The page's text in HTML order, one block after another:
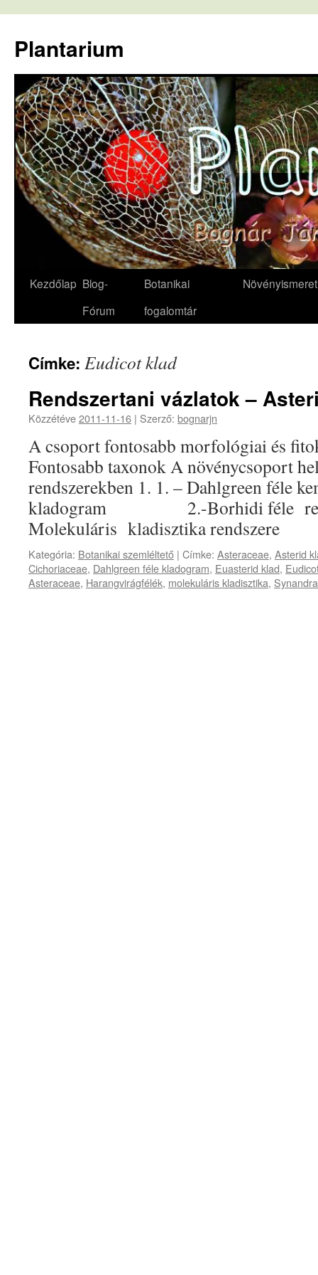
tartalomba
Plantarium
Kezdőlap Blog-
Fórum
Botanikai
fogalomtár
Növényismeret
Címke: Eudicot klad
Rendszertani vázlatok –
Közzétéve2011-11-16 | Szerző: bognarjn
A csoport fontosabb morfológiai és
Fontosabb taxonok A növénycsoport
rendszerekben 1. 1. – Dahlgreen féle
kladogram 2.-Borhidi féle
Molekuláris kladisztika rendszere
Kategória: Botanikai szemléltető | Címke: Asteraceae, Asterid
Cichoriaceae, Dahlgreen féle kladogram, Euasterid klad,
Asteraceae, Harangvirágfélék, molekuláris kladisztika,